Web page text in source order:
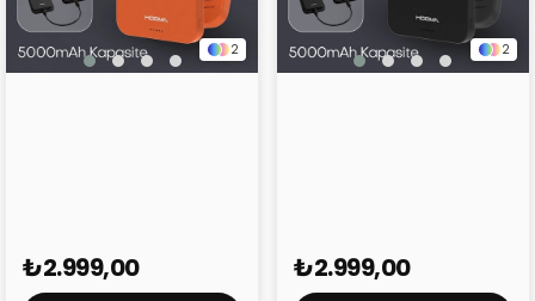
2
₺2.999,00
2
₺2.999,00